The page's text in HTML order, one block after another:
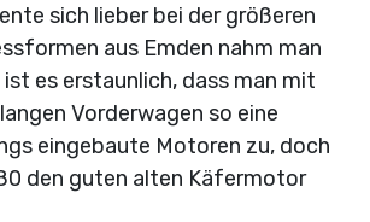
sich lieber bei der größeren
aus Emden nahm man
es erstaunlich, dass man mit
Vorderwagen so eine
eingebaute Motoren zu, doch
den guten alten Käfermotor